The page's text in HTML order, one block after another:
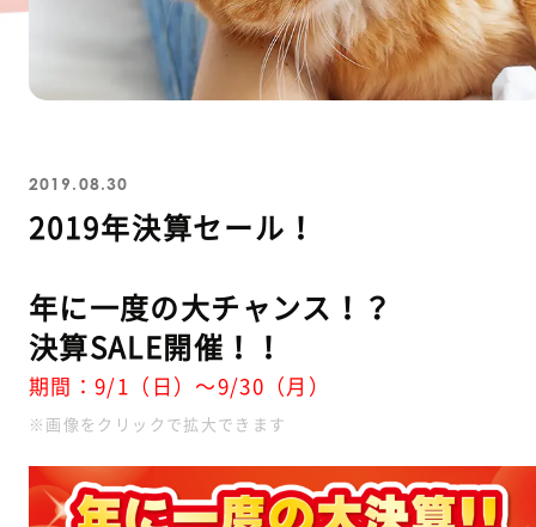
2019.08.30
2019年決算セール！
年に一度の大チャンス！？
決算SALE開催！！
期間：9/1（日）～9/30（月）
※画像をクリックで拡大できます